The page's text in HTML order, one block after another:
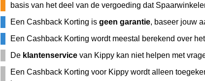
basis van het deel van de vergoeding dat
Een Cashback Korting is geen garantie, baseer jouw
Een Cashback Korting wordt meestal berekend over
De klantenservice van Kippy kan niet helpen met
Een Cashback Korting voor Kippy wordt alleen